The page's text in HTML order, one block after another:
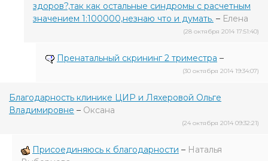
здоров?,так как остальные синдромы с расчетным
значением 1:100000,незнаю что и думать. – Елена
(28 октября 2014 17:51:40)
Пренатальный скрининг 2 триместра –
(30 октября 2014 19:34:07)
Благодарность клинике ЦИР и Ляхеровой Ольге
Владимировне – Оксана
(24 октября 2014 09:32:21)
Присоединяюсь к благодарности – Наталья